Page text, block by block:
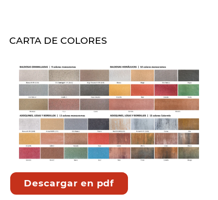
CARTA DE COLORES
Descargar en pdf